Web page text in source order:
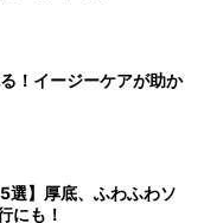
！イージーケアが助か
選】厚底、ふわふわソ
にも！